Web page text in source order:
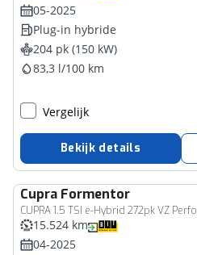
05-2025
Plug-in hybride
204 pk (150 kW)
83,3 l/100 km
Vergelijk
Bekijk details
Cupra Formentor
CUPRA 1.5 TSI e-Hybrid 272pk VZ
15.524 km
04-2025